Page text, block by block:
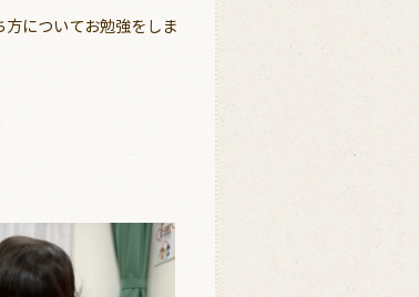
についてお勉強をしま